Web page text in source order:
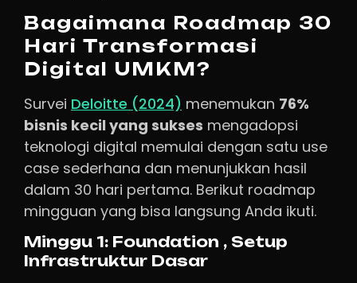
Bagaimana Roadmap 30
Hari Transformasi
Digital UMKM?
Survei Deloitte (2024) menemukan 76%
bisnis kecil yang sukses mengadopsi
teknologi digital memulai dengan satu use
case sederhana dan menunjukkan hasil
dalam 30 hari pertama. Berikut roadmap
mingguan yang bisa langsung Anda ikuti.
Minggu 1: Foundation , Setup
Infrastruktur Dasar